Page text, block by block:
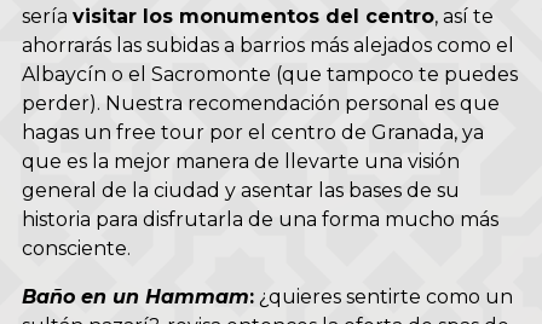
sería visitar los monumentos del centro, así te
ahorrarás las subidas a barrios más alejados como el
Albaycín o el Sacromonte (que tampoco te puedes
perder). Nuestra recomendación personal es que
hagas un free tour por el centro de Granada, ya
que es la mejor manera de llevarte una visión
general de la ciudad y asentar las bases de su
historia para disfrutarla de una forma mucho más
consciente.
Baño en un Hammam: ¿quieres sentirte como un